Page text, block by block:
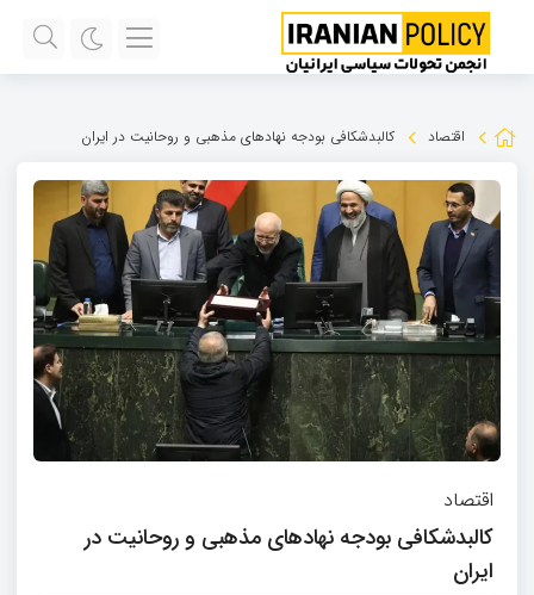
اقتصاد کالبدشکافی بودجه نهادهای مذهبی و روحانیت در ایران
اقتصاد
کالبدشکافی بودجه نهادهای مذهبی و روحانیت در
ایران